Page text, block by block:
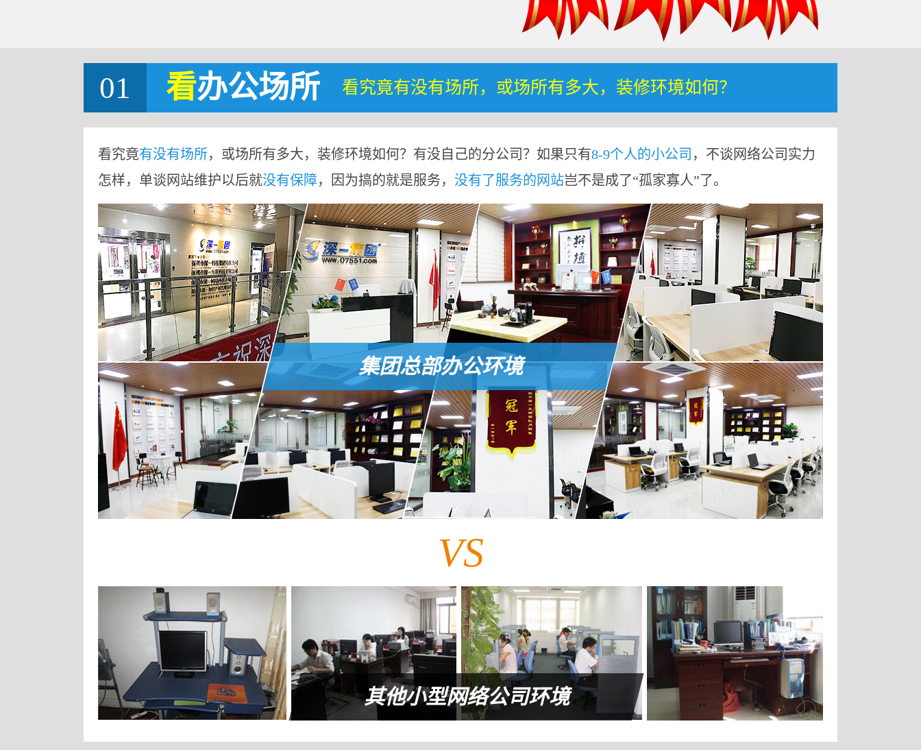
01 看办公场所 看究竟有没有场所，或场所有多大，装修环境如何？
看究竟有没有场所，或场所有多大，装修环境如何？有没自己的分公司？如果只有8-9个人的小公司 ，不谈网络公司实力
怎样，单谈网站维护以后就没有保障，因为搞的就是服务， 没有了服务的网站岂不是成了“孤家寡人”了。
集团总部办公环境
VS
其他小型网络公司环境